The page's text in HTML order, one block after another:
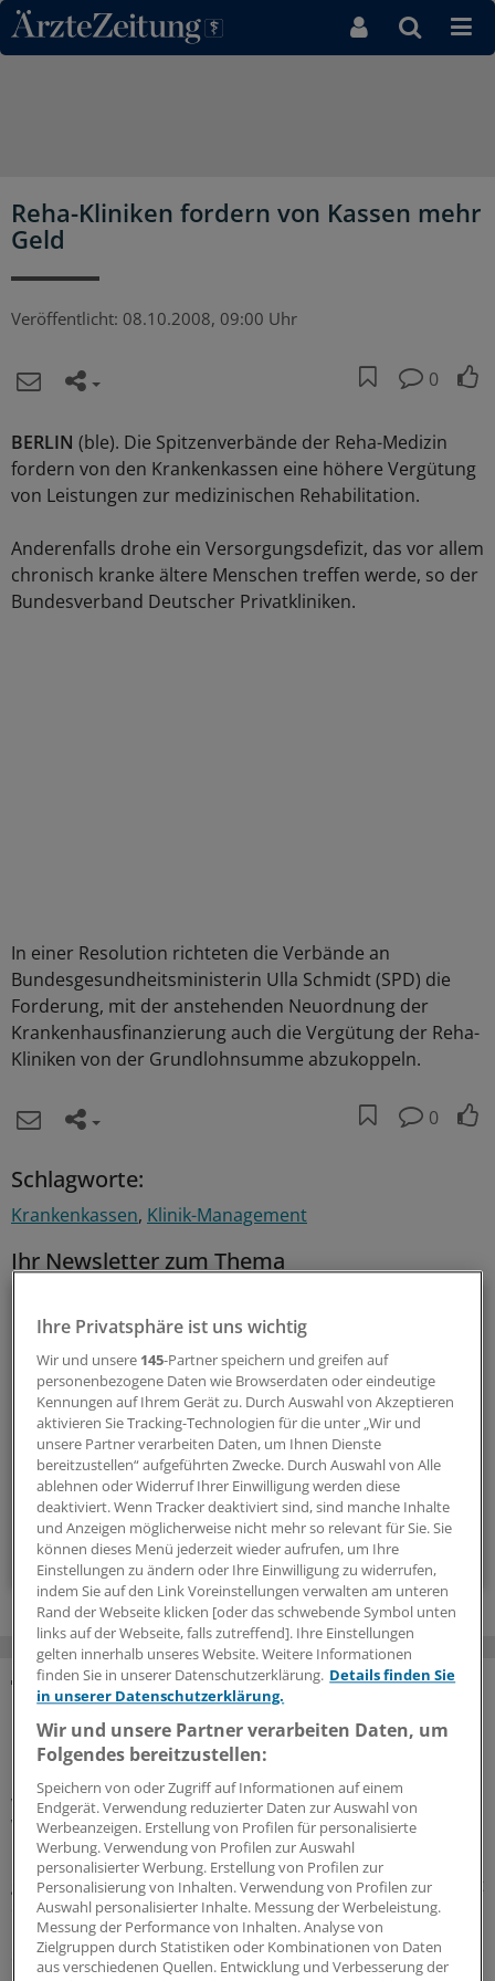
Direkt zum Inhaltsbereich
Reha-Kliniken fordern von Kassen mehr
Geld
Veröffentlicht: 08.10.2008, 09:00 Uhr
0
BERLIN (ble). Die Spitzenverbände der Reha-Medizin
fordern von den Krankenkassen eine höhere Vergütung
von Leistungen zur medizinischen Rehabilitation.
Anderenfalls drohe ein Versorgungsdefizit, das vor allem
chronisch kranke ältere Menschen treffen werde, so der
Bundesverband Deutscher Privatkliniken.
In einer Resolution richteten die Verbände an
Bundesgesundheitsministerin Ulla Schmidt (SPD) die
Forderung, mit der anstehenden Neuordnung der
Krankenhausfinanzierung auch die Vergütung der Reha-
Kliniken von der Grundlohnsumme abzukoppeln.
0
Schlagworte:
Krankenkassen Klinik-Management
Ihr Newsletter zum Thema
Mit diesem Newsletter blicken Sie hinter das tägliche
Geschehen in der Gesundheitspolitik. Mit Analysen,
Hintergründen und einem Blick auf Themen, die die Agenda
bestimmen.
14-tägig, donnerstags
Zum Abonnieren bitte anmelden
MEHR ZUM THEMA
Präventionsoffensive
Gesundheitsrechtler Thomas Schlegel: „Krankheit
wirkt wie eine stille Rezession im Inneren der
Wirtschaft“
Die Koalition will die Prävention als
gesamtgesellschaftliche Aufgabe stärken. Richtig so, sagt
der Gesundheitsrechtler Professor Thomas Schlegel im
Interview mit der Ärzte Zeitung. Das Thema habe aber
eine viel größere Dimension als viele meinten.
Ihre Privatsphäre ist uns wichtig
Wir und unsere 145-Partner speichern und greifen auf
personenbezogene Daten wie Browserdaten oder eindeutige
Kennungen auf Ihrem Gerät zu. Durch Auswahl von Akzeptieren
aktivieren Sie Tracking-Technologien für die unter „Wir und
unsere Partner verarbeiten Daten, um Ihnen Dienste
bereitzustellen“ aufgeführten Zwecke. Durch Auswahl von Alle
ablehnen oder Widerruf Ihrer Einwilligung werden diese
deaktiviert. Wenn Tracker deaktiviert sind, sind manche Inhalte
und Anzeigen möglicherweise nicht mehr so relevant für Sie. Sie
können dieses Menü jederzeit wieder aufrufen, um Ihre
Einstellungen zu ändern oder Ihre Einwilligung zu widerrufen,
indem Sie auf den Link Voreinstellungen verwalten am unteren
Rand der Webseite klicken [oder das schwebende Symbol unten
links auf der Webseite, falls zutreffend]. Ihre Einstellungen
gelten innerhalb unseres Website. Weitere Informationen
finden Sie in unserer Datenschutzerklärung. Details finden Sie
in unserer Datenschutzerklärung.
Wir und unsere Partner verarbeiten Daten, um
Folgendes bereitzustellen:
Speichern von oder Zugriff auf Informationen auf einem
Endgerät. Verwendung reduzierter Daten zur Auswahl von
Werbeanzeigen. Erstellung von Profilen für personalisierte
Werbung. Verwendung von Profilen zur Auswahl
personalisierter Werbung. Erstellung von Profilen zur
Personalisierung von Inhalten. Verwendung von Profilen zur
Auswahl personalisierter Inhalte. Messung der Werbeleistung.
Messung der Performance von Inhalten. Analyse von
Zielgruppen durch Statistiken oder Kombinationen von Daten
aus verschiedenen Quellen. Entwicklung und Verbesserung der